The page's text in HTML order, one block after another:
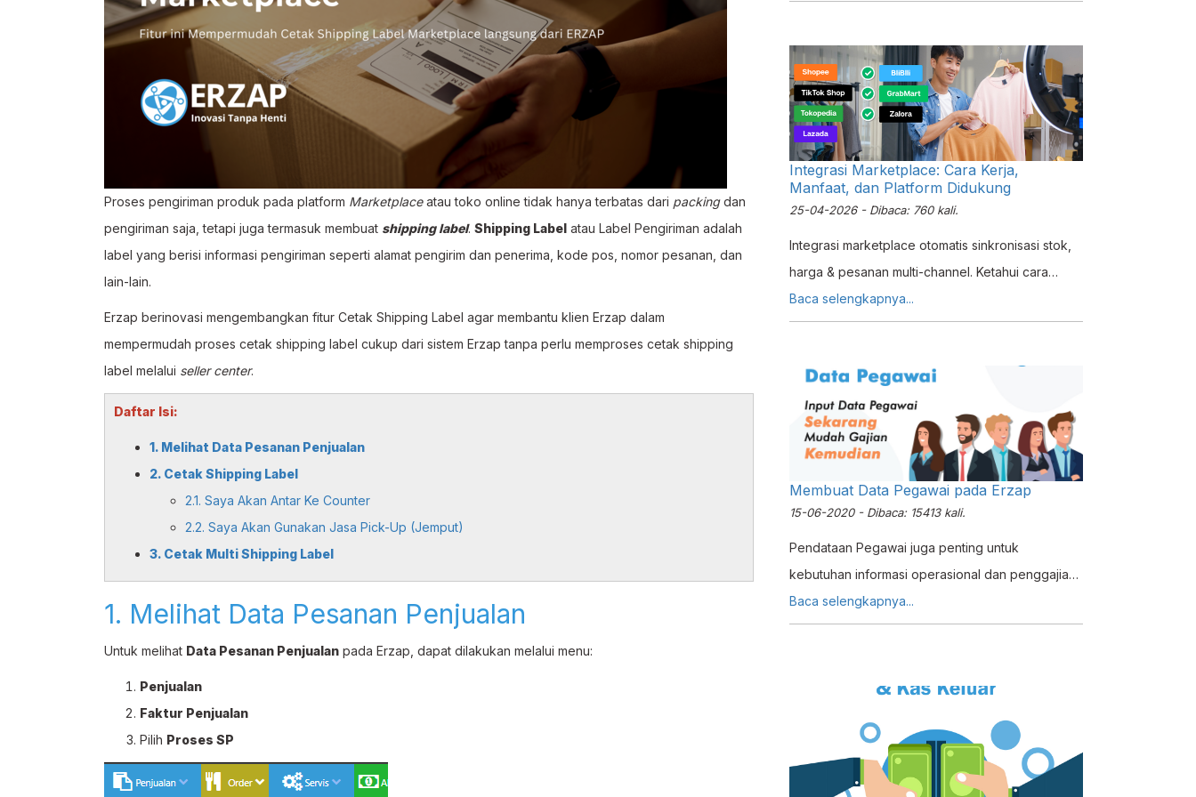
Proses pengiriman produk pada platform Marketplaceatau toko online tidak hanya terbatas dari packingdan
pengiriman saja, tetapi juga termasuk membuat shipping label. Shipping Label atau Label Pengiriman adalah
label yang berisi informasi pengiriman seperti alamat pengirim dan penerima, kode pos, nomor pesanan, dan
lain-lain.
Erzap berinovasi mengembangkan fitur Cetak Shipping Label agar membantu klien Erzap dalam
mempermudah proses cetak shipping label cukup dari sistem Erzap tanpa perlu memproses cetak shipping
label melalui seller center.
Daftar Isi:
1. Melihat Data Pesanan Penjualan
2. Cetak Shipping Label
2.1. Saya Akan Antar Ke Counter
2.2. Saya Akan Gunakan Jasa Pick-Up (Jemput)
3. Cetak Multi Shipping Label
1. Melihat Data Pesanan Penjualan
Untuk melihat Data Pesanan Penjualan pada Erzap, dapat dilakukan melalui menu:
Penjualan
Faktur Penjualan
Pilih Proses SP
Integrasi Marketplace: Cara Kerja,
Manfaat, dan Platform Didukung
25-04-2026 - Dibaca: 760 kali.
Integrasi marketplace otomatis sinkronisasi stok,
harga & pesanan multi-channel. Ketahui cara
kerja, 7 platform, dan manfaat untuk UKM
Indonesia.
Baca selengkapnya...
Membuat Data Pegawai pada Erzap
15-06-2020 - Dibaca: 15413 kali.
Pendataan Pegawai juga penting untuk
kebutuhan informasi operasional dan penggajian
khususnya pada Usaha Menengah sampai
Enterprise. Pendataan ini tentunya akan cukup
proses pendataan Pegawai, Erzap menciptakan
fitur Manajemen Data Pegawai dimana pada fitur
ini anda dapat menginput informasi seputar
Baca selengkapnya...